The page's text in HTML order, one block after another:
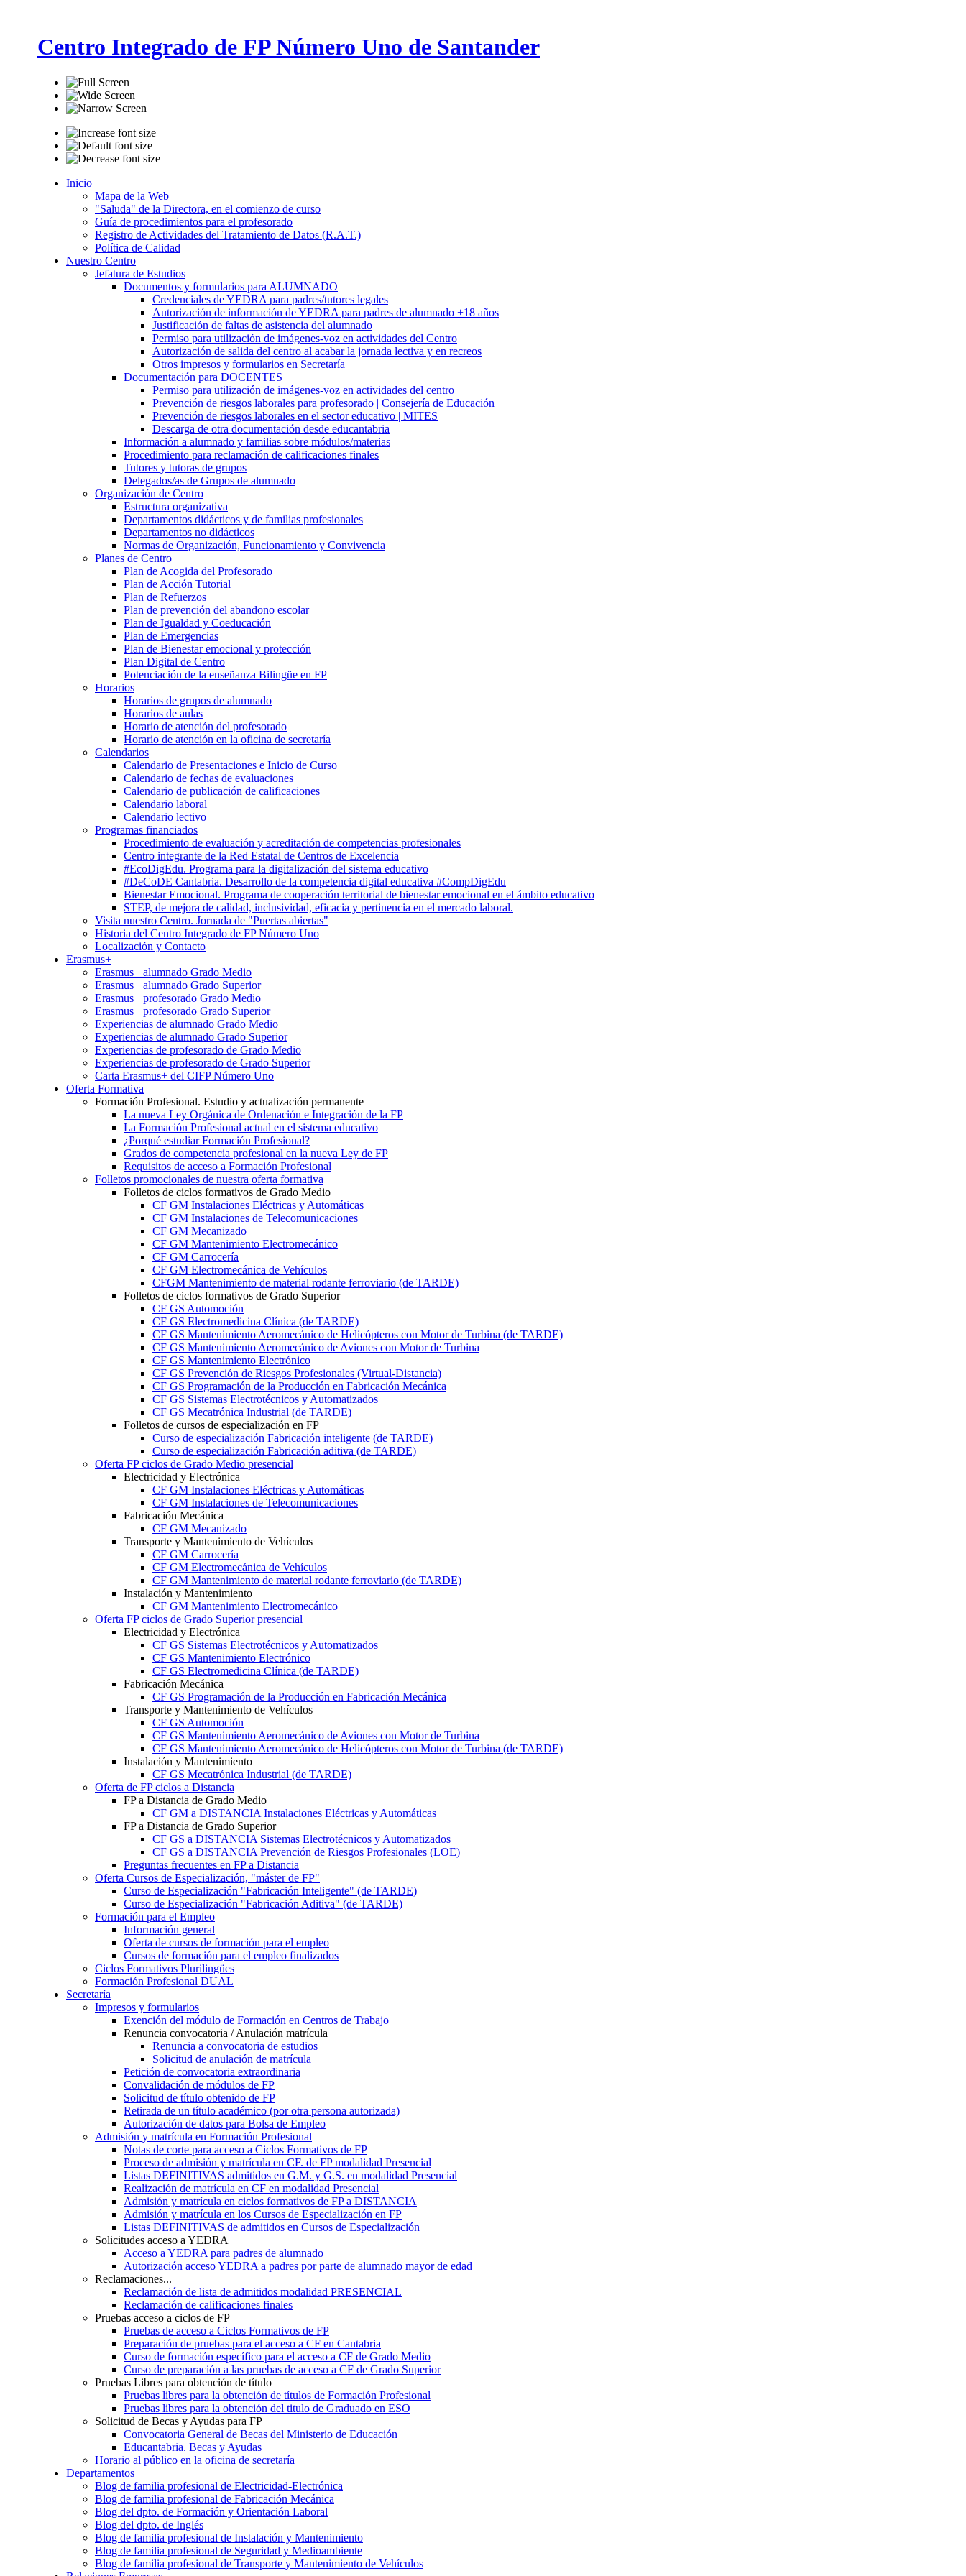
Centro Integrado de FP Número Uno de Santander
Inicio
Mapa de la Web
"Saluda" de la Directora, en el comienzo de curso
Guía de procedimientos para el profesorado
Registro de Actividades del Tratamiento de Datos (R.A.T.)
Política de Calidad
Nuestro Centro
Jefatura de Estudios
Documentos y formularios para ALUMNADO
Credenciales de YEDRA para padres/tutores legales
Autorización de información de YEDRA para padres de alumnado +18 años
Justificación de faltas de asistencia del alumnado
Permiso para utilización de imágenes-voz en actividades del Centro
Autorización de salida del centro al acabar la jornada lectiva y en recreos
Otros impresos y formularios en Secretaría
Documentación para DOCENTES
Permiso para utilización de imágenes-voz en actividades del centro
Prevención de riesgos laborales para profesorado | Consejería de Educación
Prevención de riesgos laborales en el sector educativo | MITES
Descarga de otra documentación desde educantabria
Información a alumnado y familias sobre módulos/materias
Procedimiento para reclamación de calificaciones finales
Tutores y tutoras de grupos
Delegados/as de Grupos de alumnado
Organización de Centro
Estructura organizativa
Departamentos didácticos y de familias profesionales
Departamentos no didácticos
Normas de Organización, Funcionamiento y Convivencia
Planes de Centro
Plan de Acogida del Profesorado
Plan de Acción Tutorial
Plan de Refuerzos
Plan de prevención del abandono escolar
Plan de Igualdad y Coeducación
Plan de Emergencias
Plan de Bienestar emocional y protección
Plan Digital de Centro
Potenciación de la enseñanza Bilingüe en FP
Horarios
Horarios de grupos de alumnado
Horarios de aulas
Horario de atención del profesorado
Horario de atención en la oficina de secretaría
Calendarios
Calendario de Presentaciones e Inicio de Curso
Calendario de fechas de evaluaciones
Calendario de publicación de calificaciones
Calendario laboral
Calendario lectivo
Programas financiados
Procedimiento de evaluación y acreditación de competencias profesionales
Centro integrante de la Red Estatal de Centros de Excelencia
#EcoDigEdu. Programa para la digitalización del sistema educativo
#DeCoDE Cantabria. Desarrollo de la competencia digital educativa #CompDigEdu
Bienestar Emocional. Programa de cooperación territorial de bienestar emocional en el ámbito educativo
STEP, de mejora de calidad, inclusividad, eficacia y pertinencia en el mercado laboral.
Visita nuestro Centro. Jornada de "Puertas abiertas"
Historia del Centro Integrado de FP Número Uno
Localización y Contacto
Erasmus+
Erasmus+ alumnado Grado Medio
Erasmus+ alumnado Grado Superior
Erasmus+ profesorado Grado Medio
Erasmus+ profesorado Grado Superior
Experiencias de alumnado Grado Medio
Experiencias de alumnado Grado Superior
Experiencias de profesorado de Grado Medio
Experiencias de profesorado de Grado Superior
Carta Erasmus+ del CIFP Número Uno
Oferta Formativa
Formación Profesional. Estudio y actualización permanente
La nueva Ley Orgánica de Ordenación e Integración de la FP
La Formación Profesional actual en el sistema educativo
¿Porqué estudiar Formación Profesional?
Grados de competencia profesional en la nueva Ley de FP
Requisitos de acceso a Formación Profesional
Folletos promocionales de nuestra oferta formativa
Folletos de ciclos formativos de Grado Medio
CF GM Instalaciones Eléctricas y Automáticas
CF GM Instalaciones de Telecomunicaciones
CF GM Mecanizado
CF GM Mantenimiento Electromecánico
CF GM Carrocería
CF GM Electromecánica de Vehículos
CFGM Mantenimiento de material rodante ferroviario (de TARDE)
Folletos de ciclos formativos de Grado Superior
CF GS Automoción
CF GS Electromedicina Clínica (de TARDE)
CF GS Mantenimiento Aeromecánico de Helicópteros con Motor de Turbina (de TARDE)
CF GS Mantenimiento Aeromecánico de Aviones con Motor de Turbina
CF GS Mantenimiento Electrónico
CF GS Prevención de Riesgos Profesionales (Virtual-Distancia)
CF GS Programación de la Producción en Fabricación Mecánica
CF GS Sistemas Electrotécnicos y Automatizados
CF GS Mecatrónica Industrial (de TARDE)
Folletos de cursos de especialización en FP
Curso de especialización Fabricación inteligente (de TARDE)
Curso de especialización Fabricación aditiva (de TARDE)
Oferta FP ciclos de Grado Medio presencial
Electricidad y Electrónica
CF GM Instalaciones Eléctricas y Automáticas
CF GM Instalaciones de Telecomunicaciones
Fabricación Mecánica
CF GM Mecanizado
Transporte y Mantenimiento de Vehículos
CF GM Carrocería
CF GM Electromecánica de Vehículos
CF GM Mantenimiento de material rodante ferroviario (de TARDE)
Instalación y Mantenimiento
CF GM Mantenimiento Electromecánico
Oferta FP ciclos de Grado Superior presencial
Electricidad y Electrónica
CF GS Sistemas Electrotécnicos y Automatizados
CF GS Mantenimiento Electrónico
CF GS Electromedicina Clínica (de TARDE)
Fabricación Mecánica
CF GS Programación de la Producción en Fabricación Mecánica
Transporte y Mantenimiento de Vehículos
CF GS Automoción
CF GS Mantenimiento Aeromecánico de Aviones con Motor de Turbina
CF GS Mantenimiento Aeromecánico de Helicópteros con Motor de Turbina (de TARDE)
Instalación y Mantenimiento
CF GS Mecatrónica Industrial (de TARDE)
Oferta de FP ciclos a Distancia
FP a Distancia de Grado Medio
CF GM a DISTANCIA Instalaciones Eléctricas y Automáticas
FP a Distancia de Grado Superior
CF GS a DISTANCIA Sistemas Electrotécnicos y Automatizados
CF GS a DISTANCIA Prevención de Riesgos Profesionales (LOE)
Preguntas frecuentes en FP a Distancia
Oferta Cursos de Especialización, "máster de FP"
Curso de Especialización "Fabricación Inteligente" (de TARDE)
Curso de Especialización "Fabricación Aditiva" (de TARDE)
Formación para el Empleo
Información general
Oferta de cursos de formación para el empleo
Cursos de formación para el empleo finalizados
Ciclos Formativos Plurilingües
Formación Profesional DUAL
Secretaría
Impresos y formularios
Exención del módulo de Formación en Centros de Trabajo
Renuncia convocatoria / Anulación matrícula
Renuncia a convocatoria de estudios
Solicitud de anulación de matrícula
Petición de convocatoria extraordinaria
Convalidación de módulos de FP
Solicitud de título obtenido de FP
Retirada de un título académico (por otra persona autorizada)
Autorización de datos para Bolsa de Empleo
Admisión y matrícula en Formación Profesional
Notas de corte para acceso a Ciclos Formativos de FP
Proceso de admisión y matrícula en CF. de FP modalidad Presencial
Listas DEFINITIVAS admitidos en G.M. y G.S. en modalidad Presencial
Realización de matrícula en CF en modalidad Presencial
Admisión y matrícula en ciclos formativos de FP a DISTANCIA
Admisión y matrícula en los Cursos de Especialización en FP
Listas DEFINITIVAS de admitidos en Cursos de Especialización
Solicitudes acceso a YEDRA
Acceso a YEDRA para padres de alumnado
Autorización acceso YEDRA a padres por parte de alumnado mayor de edad
Reclamaciones...
Reclamación de lista de admitidos modalidad PRESENCIAL
Reclamación de calificaciones finales
Pruebas acceso a ciclos de FP
Pruebas de acceso a Ciclos Formativos de FP
Preparación de pruebas para el acceso a CF en Cantabria
Curso de formación específico para el acceso a CF de Grado Medio
Curso de preparación a las pruebas de acceso a CF de Grado Superior
Pruebas Libres para obtención de título
Pruebas libres para la obtención de títulos de Formación Profesional
Pruebas libres para la obtención del titulo de Graduado en ESO
Solicitud de Becas y Ayudas para FP
Convocatoria General de Becas del Ministerio de Educación
Educantabria. Becas y Ayudas
Horario al público en la oficina de secretaría
Departamentos
Blog de familia profesional de Electricidad-Electrónica
Blog de familia profesional de Fabricación Mecánica
Blog del dpto. de Formación y Orientación Laboral
Blog del dpto. de Inglés
Blog de familia profesional de Instalación y Mantenimiento
Blog de familia profesional de Seguridad y Medioambiente
Blog de familia profesional de Transporte y Mantenimiento de Vehículos